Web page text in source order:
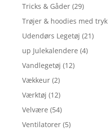
Tricks & Gåder (29)
Trøjer & hoodies med tryk
Udendørs Legetøj (21)
up Julekalendere (4)
Vandlegetøj (12)
Vækkeur (2)
Værktøj (12)
Velvære (54)
Ventilatorer (5)